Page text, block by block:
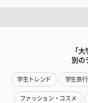
「
別の
学生トレンド 学生旅行
ファッション・コスメ